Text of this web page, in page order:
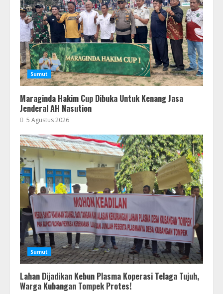
Sumut
Maraginda Hakim Cup Dibuka Untuk Kenang Jasa
Jenderal AH Nasution
5 Agustus 2026
Sumut
Lahan Dijadikan Kebun Plasma Koperasi Telaga Tujuh,
Warga Kubangan Tompek Protes!